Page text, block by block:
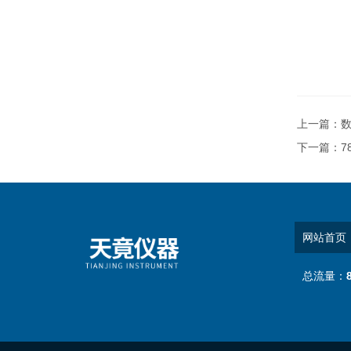
上一篇：
下一篇：
网站首页
总流量：